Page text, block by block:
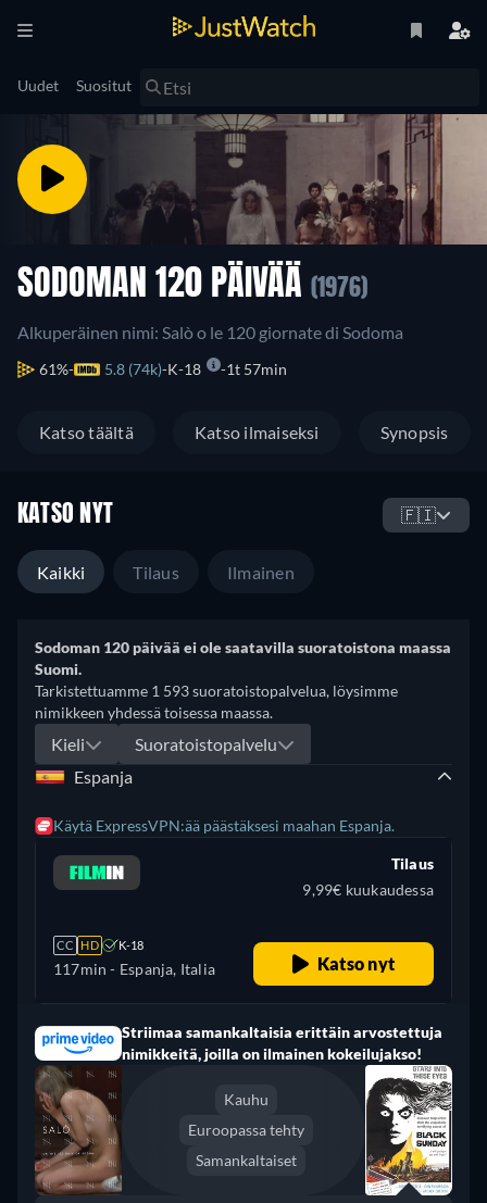
Uudet Suositut
SODOMAN 120 PÄIVÄÄ (1976)
Alkuperäinen nimi: Salò o le 120 giornate di Sodoma
61% 5.8 (74k) K-18 1t 57min
Katso täältä Katso ilmaiseksi Synopsis
KATSO NYT 🇫🇮
Kaikki Tilaus Ilmainen
Sodoman 120 päivää ei ole saatavilla suoratoistona maassa
Suomi.
Tarkistettuamme 1 593 suoratoistopalvelua, löysimme
nimikkeen yhdessä toisessa maassa.
Kieli
Suoratoistopalvelu
Espanja
Käytä ExpressVPN:ää päästäksesi maahan Espanja.
CC HD K-18
117min - Espanja, Italia
Tilaus
9,99€ kuukaudessa
Katso nyt
Striimaa samankaltaisia erittäin arvostettuja
nimikkeitä, joilla on ilmainen kokeilujakso!
Kauhu
Euroopassa tehty
Samankaltaiset